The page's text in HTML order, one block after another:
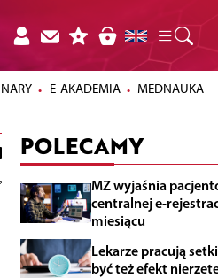
E-AKADEMIA MEDNAUKA
POLECAMY
MZ wyjaśnia
centralnej e-
miesiącu
Lekarze pracują
być też efekt